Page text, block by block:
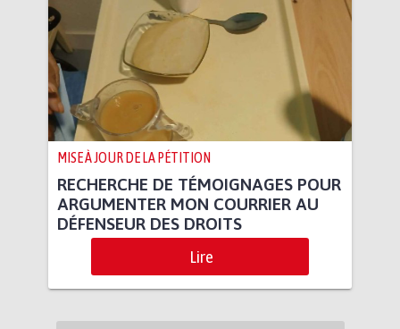
MISE À JOUR DE LA PÉTITION
RECHERCHE DE TÉMOIGNAGES POUR
ARGUMENTER MON COURRIER AU
DÉFENSEUR DES DROITS
Lire